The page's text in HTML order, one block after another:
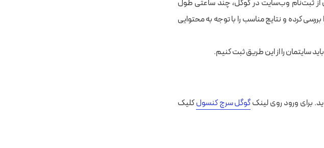
از ثبت‌نام وب‌سایت در گوگل، چند ساعتی طول
کرده و نتایج مناسب را با توجه به محتوایی
سایتمان را از این طریق ثبت کنیم.
برای ورود روی لینکگوگل سرچ کنسولکلیک